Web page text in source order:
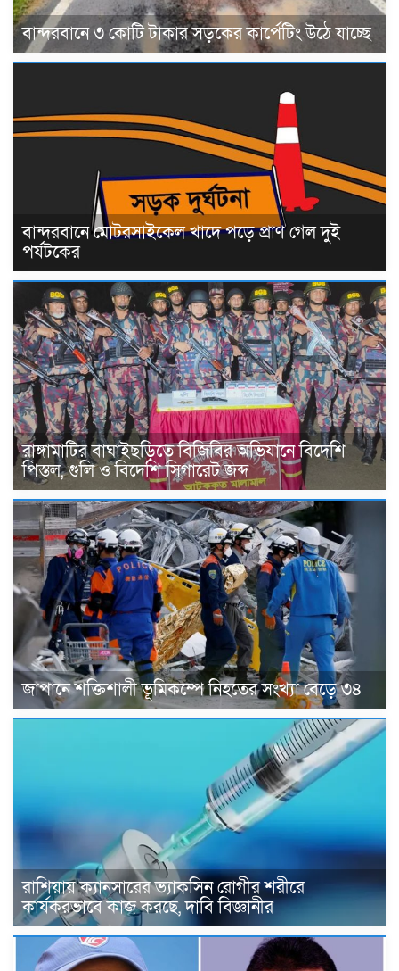
বান্দরবানে ৩ কোটি টাকার সড়কের কার্পেটিং উঠে যাচ্ছে
বান্দরবানে মোটরসাইকেল খাদে পড়ে প্রাণ গেল দুই
পর্যটকের
রাঙ্গামাটির বাঘাইছড়িতে বিজিবির অভিযানে বিদেশি
পিস্তল, গুলি ও বিদেশি সিগারেট জব্দ
জাপানে শক্তিশালী ভূমিকম্পে নিহতের সংখ্যা বেড়ে ৩৪
রাশিয়ায় ক্যানসারের ভ্যাকসিন রোগীর শরীরে
কার্যকরভাবে কাজ করছে, দাবি বিজ্ঞানীর